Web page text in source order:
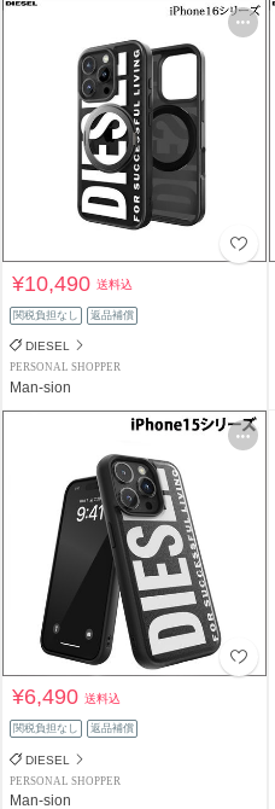
¥10,490送料込
関税負担なし 返品補償
DIESEL
PERSONAL SHOPPER
Man-sion
¥6,490送料込
関税負担なし 返品補償
DIESEL
PERSONAL SHOPPER
Man-sion